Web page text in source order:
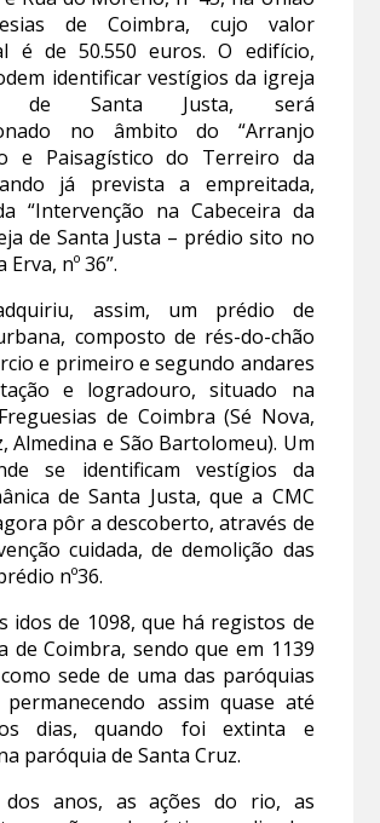
de Coimbra, cujo valor
é de 50.550 euros. O edifício,
identificar vestígios da igreja
de Santa Justa, será
no âmbito do “Arranjo
e Paisagístico do Terreiro da
já prevista a empreitada,
“Intervenção na Cabeceira da
de Santa Justa – prédio sito no
nº 36”.
assim, um prédio de
composto de rés-do-chão
e primeiro e segundo andares
e logradouro, situado na
de Coimbra (Sé Nova,
Almedina e São Bartolomeu). Um
se identificam vestígios da
de Santa Justa, que a CMC
pôr a descoberto, através de
cuidada, de demolição das
nº36.
idos de 1098, que há registos de
de Coimbra, sendo que em 1139
sede de uma das paróquias
permanecendo assim quase até
dias, quando foi extinta e
paróquia de Santa Cruz.
anos, as ações do rio, as